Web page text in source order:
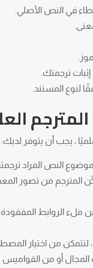
في النص الأصلي.
ترجمتك.
لنوع المستند.
، يجب أن يتوفر لديك:
النص المراد
المترجم من تصور
من ملء الروابط
، لتتمكن من اختيار
المجال أو من القواميس